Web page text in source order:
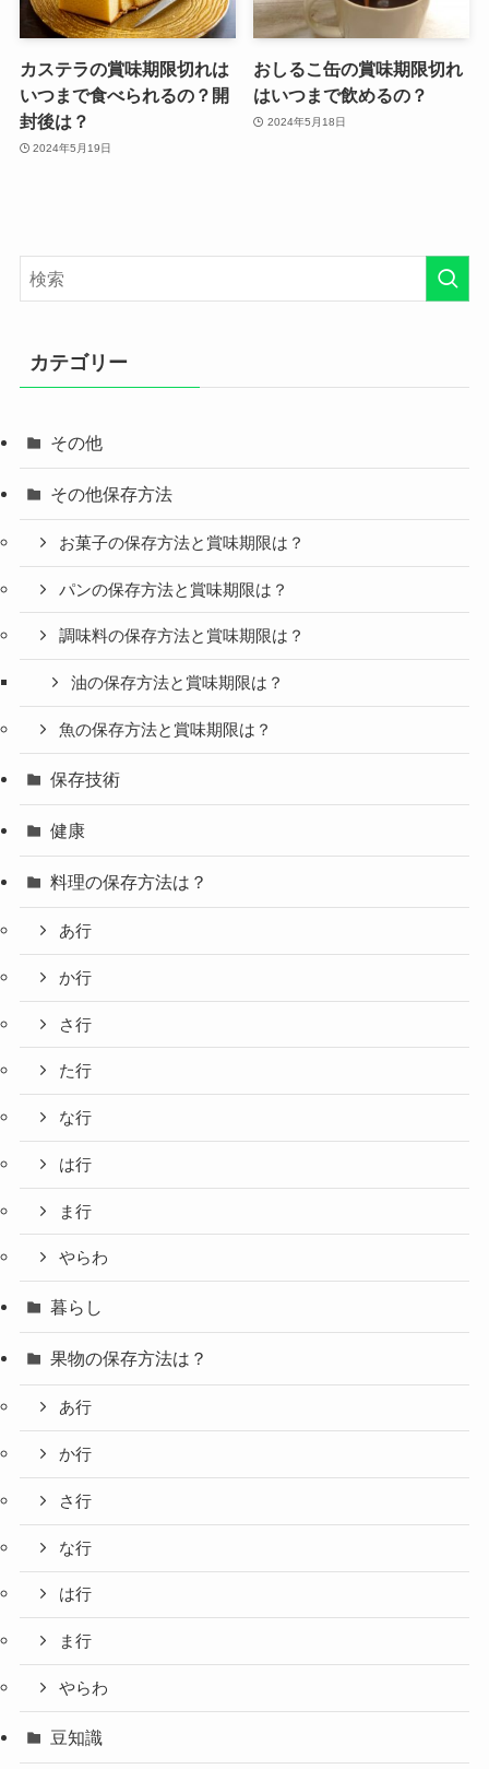
カステラの賞味期限切れは
いつまで食べられるの？開
封後は？
2024年5月19日
おしるこ缶の賞味期限切れ
はいつまで飲めるの？
2024年5月18日
カテゴリー
その他
その他保存方法
お菓子の保存方法と賞味期限は？
パンの保存方法と賞味期限は？
調味料の保存方法と賞味期限は？
油の保存方法と賞味期限は？
魚の保存方法と賞味期限は？
保存技術
健康
料理の保存方法は？
あ行
か行
さ行
た行
な行
は行
ま行
やらわ
暮らし
果物の保存方法は？
あ行
か行
さ行
な行
は行
ま行
やらわ
豆知識